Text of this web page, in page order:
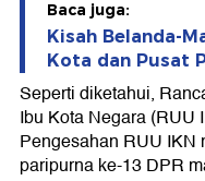
Baca juga:
Kisah Belanda-
Kota dan Pusat
Seperti diketahui,
Ibu Kota Negara (RUU
Pengesahan RUU
paripurna ke-13 DPR